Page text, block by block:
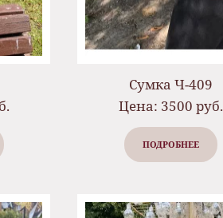
Сумка Ч-409
Цена: 3500 руб.
ПОДРОБНЕЕ